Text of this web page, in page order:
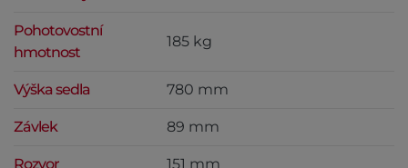
Pohotovostní
hmotnost
185 kg
Výška sedla 780 mm
Závlek 89 mm
Rozvor 151 mm